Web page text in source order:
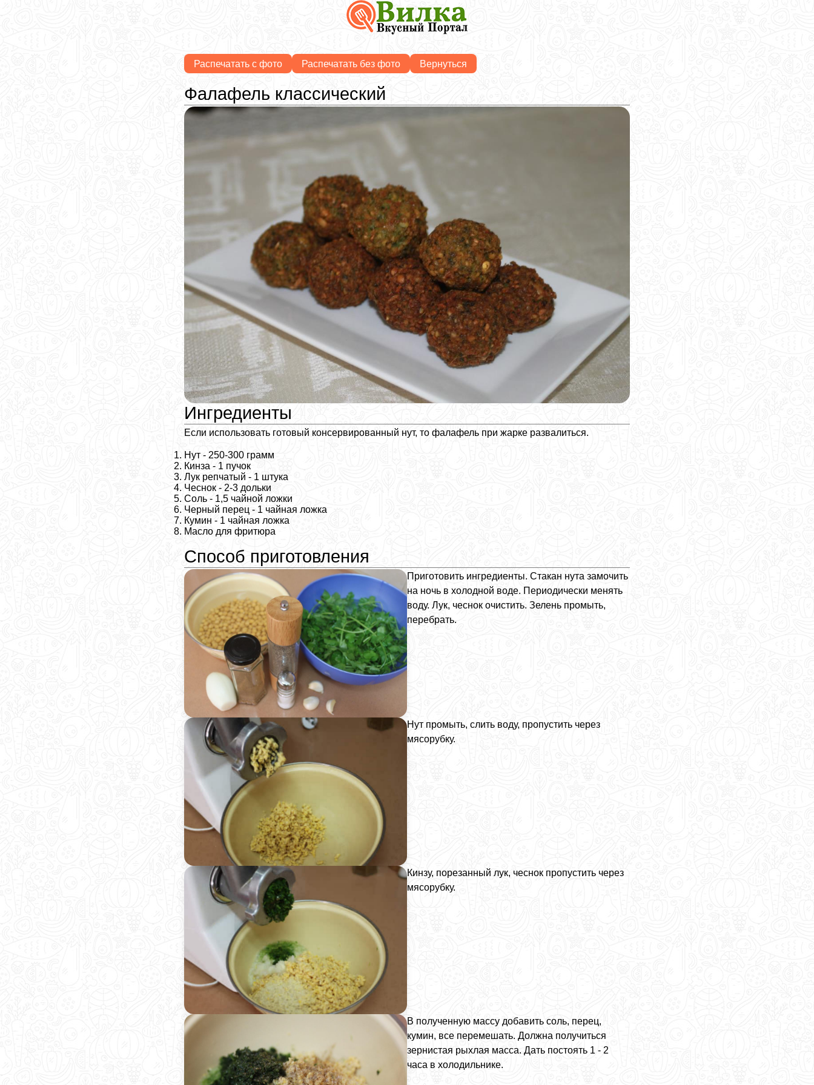
Распечатать с фото Распечатать без фото Вернуться
Фалафель классический
Ингредиенты
Если использовать готовый консервированный нут, то фалафель при жарке развалиться.
Нут - 250-300 грамм
Кинза - 1 пучок
Лук репчатый - 1 штука
Чеснок - 2-3 дольки
Соль - 1,5 чайной ложки
Черный перец - 1 чайная ложка
Кумин - 1 чайная ложка
Масло для фритюра
Способ приготовления
Приготовить ингредиенты. Стакан нута замочить
на ночь в холодной воде. Периодически менять
воду. Лук, чеснок очистить. Зелень промыть,
перебрать.
Нут промыть, слить воду, пропустить через
мясорубку.
Кинзу, порезанный лук, чеснок пропустить через
мясорубку.
В полученную массу добавить соль, перец,
кумин, все перемешать. Должна получиться
зернистая рыхлая масса. Дать постоять 1 - 2
часа в холодильнике.